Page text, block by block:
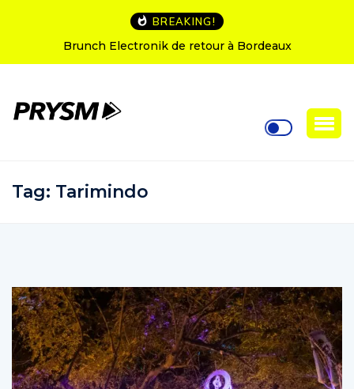
BREAKING!
Electronik de retour à Bordeaux
Tag: Tarimindo